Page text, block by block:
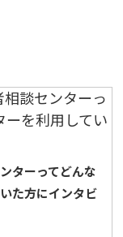
ターってどんな
た方にインタビ